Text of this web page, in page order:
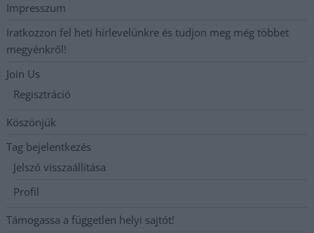
Impresszum
Iratkozzon fel heti hírlevelünkre és tudjon meg még többet
megyénkről!
Join Us
Regisztráció
Köszönjük
Tag bejelentkezés
Jelszó visszaállítása
Profil
Támogassa a független helyi sajtót!